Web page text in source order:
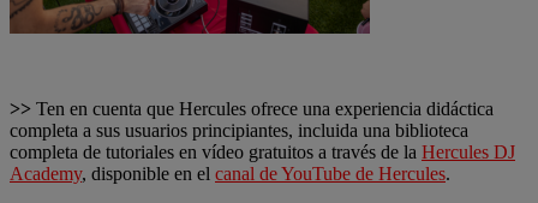
>> Ten en cuenta que Hercules ofrece una experiencia didáctica
completa a sus usuarios principiantes, incluida una biblioteca
completa de tutoriales en vídeo gratuitos a través de la Hercules DJ
Academy, disponible en el canal de YouTube de Hercules.